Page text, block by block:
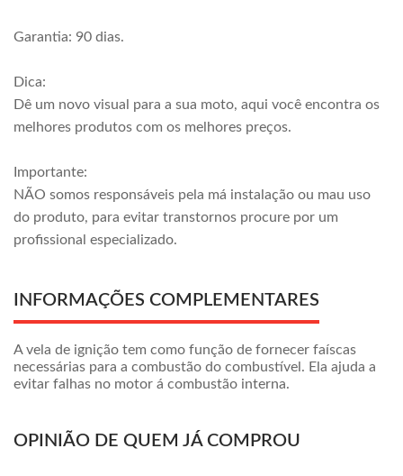
Garantia: 90 dias.
Dica:
Dê um novo visual para a sua moto, aqui você encontra os
melhores produtos com os melhores preços.
Importante:
NÃO somos responsáveis pela má instalação ou mau uso
do produto, para evitar transtornos procure por um
profissional especializado.
INFORMAÇÕES COMPLEMENTARES
A vela de ignição tem como função de fornecer faíscas
necessárias para a combustão do combustível. Ela ajuda a
evitar falhas no motor á combustão interna.
OPINIÃO DE QUEM JÁ COMPROU